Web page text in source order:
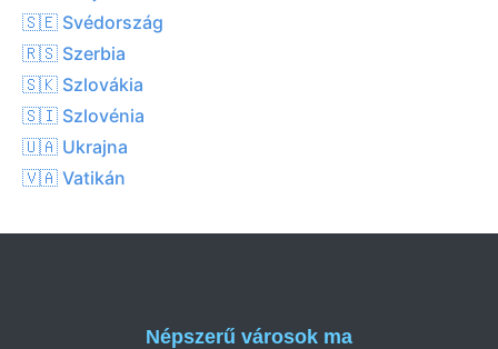
🇸🇪 Svédország
🇷🇸 Szerbia
🇸🇰 Szlovákia
🇸🇮 Szlovénia
🇺🇦 Ukrajna
🇻🇦 Vatikán
Népszerű városok ma